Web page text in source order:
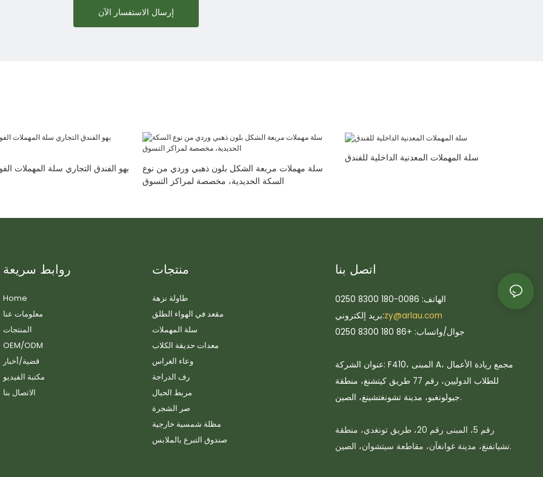
إرسال الاستفسار الآن
بهو الفندق التجاري سلة المهملات
سلة مهملات مربعة الشكل بلون ذهبي وردي من نوع
السكة الحديدية، مخصصة لمراكز التسوق
سلة المهملات المعدنية الداخلية للفندق
روابط سريعة
Home
معلومات عنا
المنتجات
OEM/ODM
قضية/أخبار
مكتبة الفيديو
الاتصال بنا
منتجات
طاولة نزهة
مقعد في الهواء الطلق
سلة المهملات
معدات حديقة الكلاب
وعاء الغراس
رف الدراجة
مربط الحبال
صر الشجرة
مظلة شمسية خارجية
صندوق التبرع بالملابس
اتصل بنا
الهاتف: 0086-180 8300 0250
بريد إلكتروني:zy@arlau.com
جوال/واتساب: +86 180 8300 0250
عنوان الشركة: F410، المبنى A، مجمع ريادة الأعمال
للطلاب الدوليين، رقم 77 طريق كيتشنغ، منطقة
جيولونغبو، مدينة تشونغتشينغ، الصين.
رقم 5، المبنى رقم 20، طريق تونغدي، منطقة
تشيانفنغ، مدينة غوانغآن، مقاطعة سيتشوان، الصين.